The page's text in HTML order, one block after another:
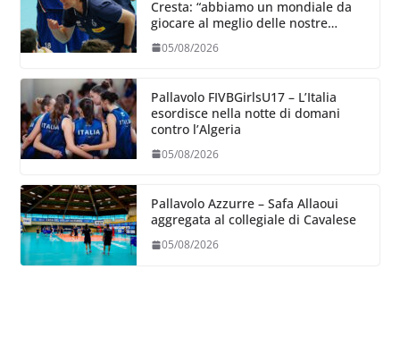
Cresta: “abbiamo un mondiale da
giocare al meglio delle nostre
capacità”
05/08/2026
Pallavolo FIVBGirlsU17 – L’Italia
esordisce nella notte di domani
contro l’Algeria
05/08/2026
Pallavolo Azzurre – Safa Allaoui
aggregata al collegiale di Cavalese
05/08/2026